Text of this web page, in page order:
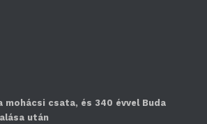
mohácsi csata, és 340 évvel Buda
után